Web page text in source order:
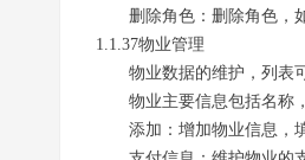
删除角色：删除角色，
1.1.37物业管理
物业数据的维护，列表
物业主要信息包括名称
添加：增加物业信息，